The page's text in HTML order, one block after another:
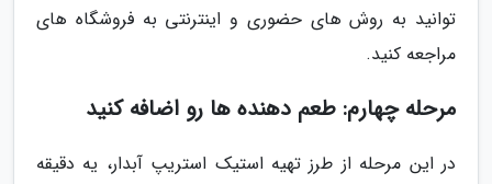
توانید به روش های حضوری و اینترنتی به فروشگاه های
مراجعه کنید.
مرحله چهارم: طعم دهنده ها رو اضافه کنید
در این مرحله از طرز تهیه استیک استریپ آبدار، یه دقیقه